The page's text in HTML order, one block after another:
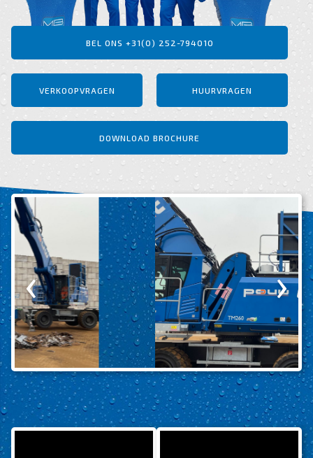
BEL ONS +31(0) 252-794010
VERKOOPVRAGEN HUURVRAGEN
DOWNLOAD BROCHURE
‹ ›